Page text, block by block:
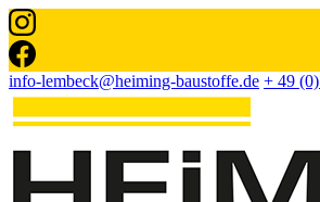
info-lembeck@heiming-baustoffe.de + 49